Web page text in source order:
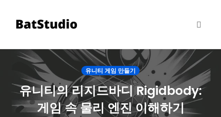
content
유니티 게임 만들기
유니티의 리지드바디 Rigidbody:
게임 속 물리 엔진 이해하기